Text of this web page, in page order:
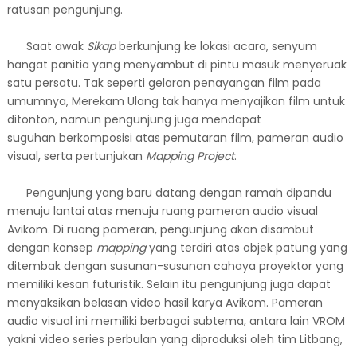
ratusan pengunjung.
Saat awak Sikapberkunjung ke lokasi acara, senyum
hangat panitia yang menyambut di pintu masuk menyeruak
satu persatu. Tak seperti gelaran penayangan film pada
umumnya, Merekam Ulang tak hanya menyajikan film untuk
ditonton, namun pengunjung juga mendapat
suguhan berkomposisi atas pemutaran film, pameran audio
visual, serta pertunjukan Mapping Project.
Pengunjung yang baru datang dengan ramah dipandu
menuju lantai atas menuju ruang pameran audio visual
Avikom. Di ruang pameran, pengunjung akan disambut
dengan konsep mappingyang terdiri atas objek patung yang
ditembak dengan susunan-susunan cahaya proyektor yang
memiliki kesan futuristik. Selain itu pengunjung juga dapat
menyaksikan belasan video hasil karya Avikom. Pameran
audio visual ini memiliki berbagai subtema, antara lain VROM
yakni video series perbulan yang diproduksi oleh tim Litbang,